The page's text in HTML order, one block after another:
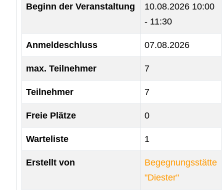
Beginn der Veranstaltung 10.08.2026 10:00
- 11:30
Anmeldeschluss 07.08.2026
max. Teilnehmer 7
Teilnehmer 7
Freie Plätze 0
Warteliste 1
Erstellt von
Begegnungsstätte
"Diester"